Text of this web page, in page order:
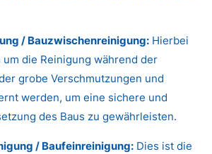
/ Bauzwischenreinigung: Hierbei
um die Reinigung während der
grobe Verschmutzungen und
werden, um eine sichere und
des Baus zu gewährleisten.
/ Baufeinreinigung: Dies ist die